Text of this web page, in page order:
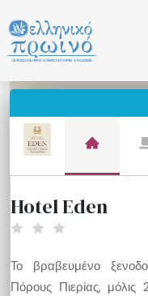
σε
περιεχόμενο
Hotel Eden
Το βραβευμένο
Πόρους Πιερίας,